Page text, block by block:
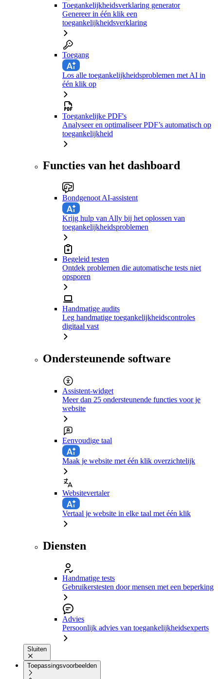
Toegankelijkheidsverklaring generator
Genereer in één klik een
toegankelijkheidsverklaring
Toegang
Los alle toegankelijkheidsproblemen met AI in
één klik op
Toegankelijke PDF's
Analyseer en optimaliseer PDF’s automatisch op
toegankelijkheid
Functies van het dashboard
Bondgenoot AI-assistent
Krijg hulp van Ally bij het oplossen van
toegankelijkheidsproblemen
Begeleid testen
Ontdek problemen die automatische tests niet
opsporen
Handmatige audits
Leg handmatige toegankelijkheidscontroles
digitaal vast
Ondersteunende software
Assistent-widget
Meer dan 25 ondersteunende functies voor je
website
Eenvoudige taal
Maak je website met één klik overzichtelijk
Websitevertaler
Vertaal je website in elke taal met één klik
Diensten
Handmatige tests
Gebruikerstesten door mensen met een beperking
Advies
Persoonlijk advies van toegankelijkheidsexperts
Sluiten
Toepassingsvoorbeelden